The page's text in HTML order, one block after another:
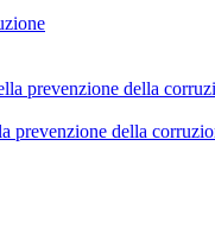
prevenzione della
prevenzione della